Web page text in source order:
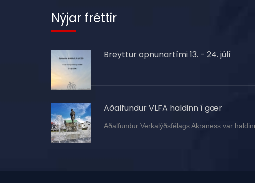
Nýjar fréttir
Breyttur opnunartími 13. - 24. júlí
Aðalfundur VLFA haldinn í gær
Aðalfundur Verkalýðsfélags Akraness var